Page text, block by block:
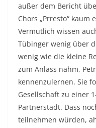
außer dem Bericht
Chors „Prresto“ kaum
Vermutlich wissen
Tübinger wenig über
wenig wie die kleine
zum Anlass nahm,
kennenzulernen. Sie
Gesellschaft zu einer
Partnerstadt. Dass
teilnehmen würden,